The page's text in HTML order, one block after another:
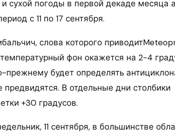
сухой погоды в первой декаде месяца
с 11 по 17 сентября.
слова которого
фон окажется на 2-4
прежнему будет определять
предвидятся. В отдельные дни столбики
+30 градусов.
11 сентября, в большинстве